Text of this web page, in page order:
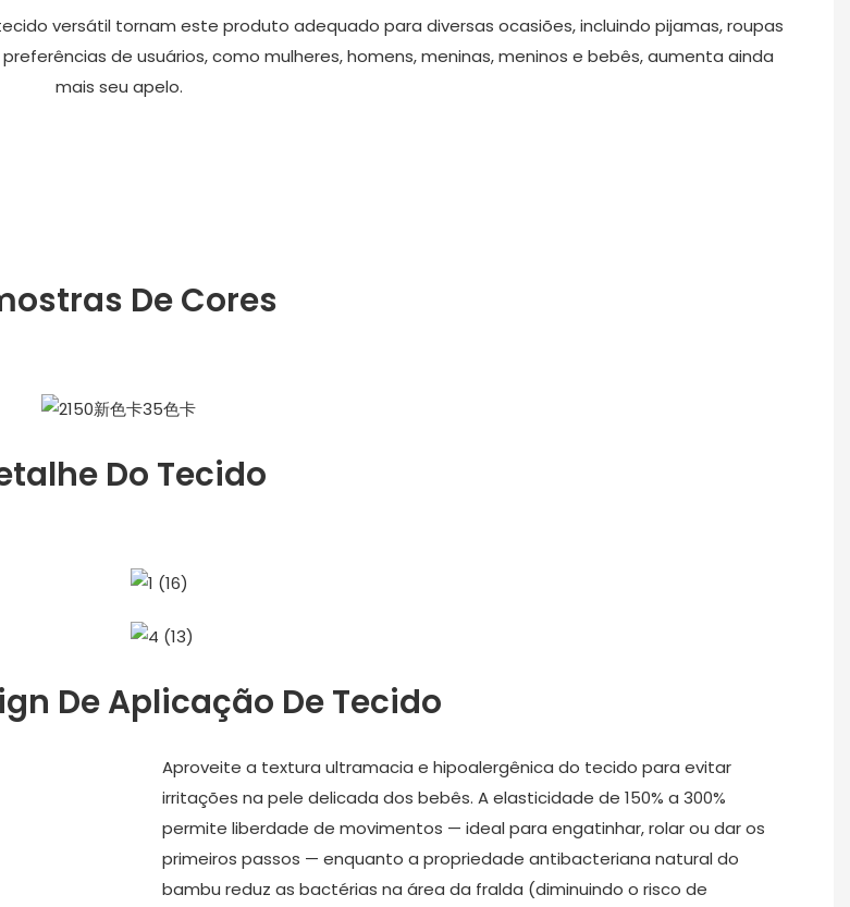
versátil tornam este produto adequado para diversas ocasiões, incluindo pijamas, roupas
de usuários, como mulheres, homens, meninas, meninos e bebês, aumenta ainda
mais seu apelo.
De Cores
Do Tecido
De Aplicação De Tecido
Aproveite a textura ultramacia e hipoalergênica do tecido para evitar
irritações na pele delicada dos bebês. A elasticidade de 150% a 300%
permite liberdade de movimentos — ideal para engatinhar, rolar ou dar os
primeiros passos — enquanto a propriedade antibacteriana natural do
bambu reduz as bactérias na área da fralda (diminuindo o risco de